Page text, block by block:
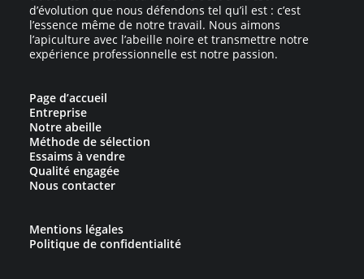
d’évolution que nous défendons tel qu’il est : c’est
l’essence même de notre travail. Nous aimons
l’apiculture avec l’abeille noire et transmettre notre
expérience professionnelle est notre passion.
Page d’accueil
Entreprise
Notre abeille
Méthode de sélection
Essaims à vendre
Qualité engagée
Nous contacter
Mentions légales
Politique de confidentialité